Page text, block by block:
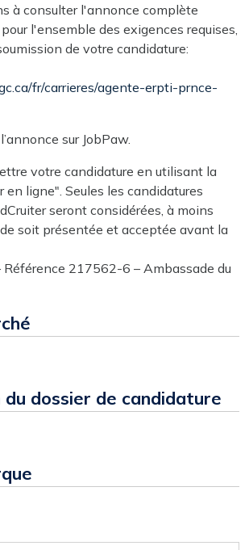
à consulter l'annonce complète
l'ensemble des exigences requises,
de votre candidature:
fr/carrieres/agente-erpti-prnce-
sur JobPaw.
votre candidature en utilisant la
ligne". Seules les candidatures
seront considérées, à moins
soit présentée et acceptée avant la
Référence 217562-6 – Ambassade du
du dossier de candidature